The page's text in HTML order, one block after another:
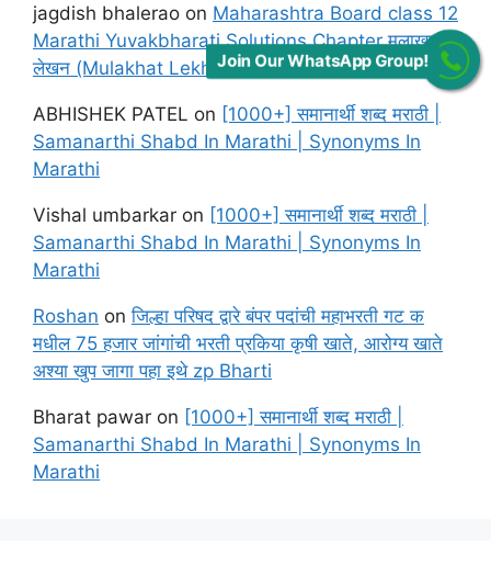
jagdish bhalerao on Maharashtra Board class 12
Marathi Yuvakbharati Solutions Chapter मुलाखत
लेखन (Mulakhat Lekhan)
ABHISHEK PATEL on [1000+] समानार्थी शब्द मराठी |
Samanarthi Shabd In Marathi | Synonyms In
Marathi
Vishal umbarkar on [1000+] समानार्थी शब्द मराठी |
Samanarthi Shabd In Marathi | Synonyms In
Marathi
Roshan onजिल्हा परिषद द्वारे बंपर पदांची महाभरती गट क
मधील 75 हजार जांगांची भरती प्रकिया कृषी खाते, आरोग्य खाते
अश्या खुप जागा पहा इथे zp Bharti
Bharat pawar on [1000+] समानार्थी शब्द मराठी |
Samanarthi Shabd In Marathi | Synonyms In
Marathi
Join Our WhatsApp Group!